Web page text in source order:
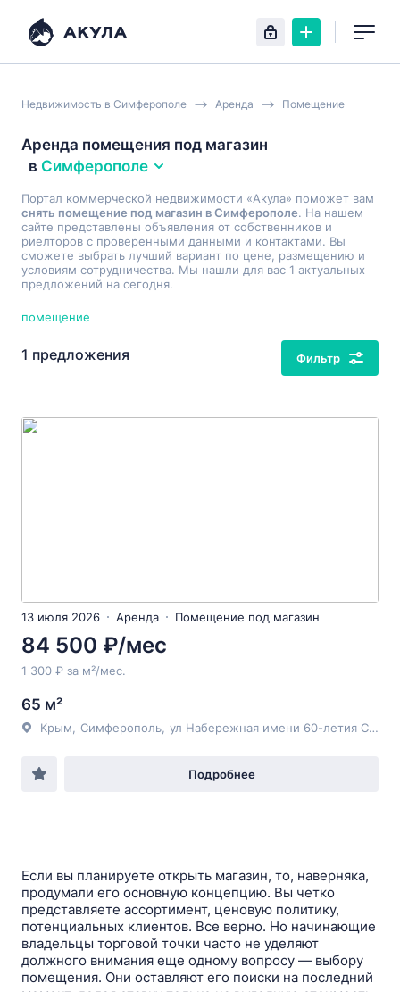
Недвижимость в Симферополе Аренда Помещение
Аренда помещения под магазин
в Симферополе
Портал коммерческой недвижимости «Акула» поможет вам
снять помещение под магазин в Симферополе. На нашем
сайте представлены объявления от собственников и
риелторов с проверенными данными и контактами. Вы
сможете выбрать лучший вариант по цене, размещению и
условиям сотрудничества. Мы нашли для вас 1 актуальных
предложений на сегодня.
помещение
1 предложения Фильтр
13 июля 2026 Аренда Помещение под магазин
84 500 ₽/мес
1 300 ₽ за м²/мес.
65 м²
Крым Симферополь ул Набережная имени 60-летия СССР
Подробнее
Если вы планируете открыть магазин, то, наверняка,
продумали его основную концепцию. Вы четко
представляете ассортимент, ценовую политику,
потенциальных клиентов. Все верно. Но начинающие
владельцы торговой точки часто не уделяют
должного внимания еще одному вопросу — выбору
помещения. Они оставляют его поиски на последний